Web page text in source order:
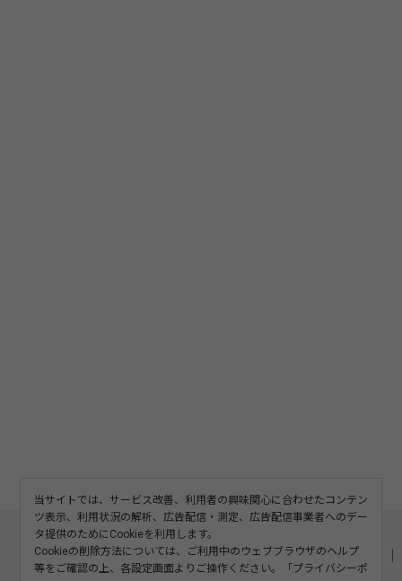
このサイトについて 利用規約
記事の二次利用について
プライバシーポリシー
お問い合わせ
運営会社
当サイトでは、サービス改善、利用者の興味関心に合わせたコンテン
ツ表示、利用状況の解析、広告配信・測定、広告配信事業者へのデー
タ提供のためにCookieを利用します。
Cookieの削除方法については、ご利用中のウェブブラウザのヘルプ
等をご確認の上、各設定画面よりご操作ください。「プライバシーポ